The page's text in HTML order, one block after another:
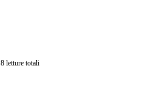
8 letture totali